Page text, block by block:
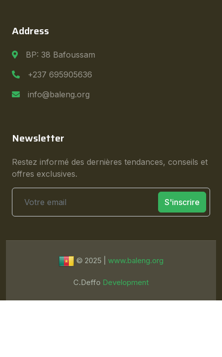
Address
BP: 38 Bafoussam
+237 695905636
info@baleng.org
Newsletter
Restez informé des dernières tendances, conseils et
offres exclusives.
S'inscrire
© 2025 | www.baleng.org
C.Deffo Development